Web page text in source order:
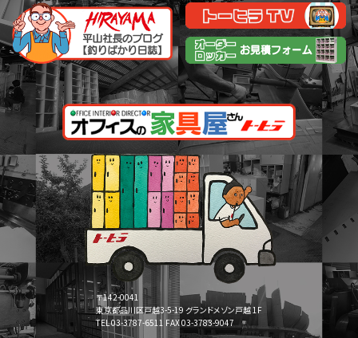
〒142-0041
東京都品川区戸越3-5-19 グランドメゾン戸越 1F
TEL 03-3787-6511 FAX 03-3783-9047